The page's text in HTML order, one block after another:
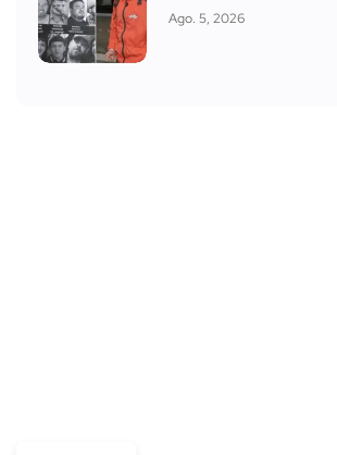
Ago. 5, 2026